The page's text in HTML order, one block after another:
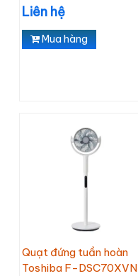
Liên hệ
Mua hàng
Quạt đứng tuần hoàn
Toshiba F-DSC70XVN